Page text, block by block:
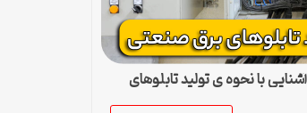
با نحوه ی تولید تابلوهای